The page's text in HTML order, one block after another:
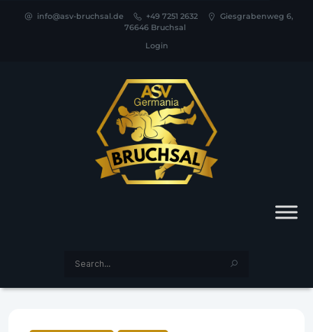
info@asv-bruchsal.de +49 7251 2632
Giesgrabenweg 6,
76646 Bruchsal
Login